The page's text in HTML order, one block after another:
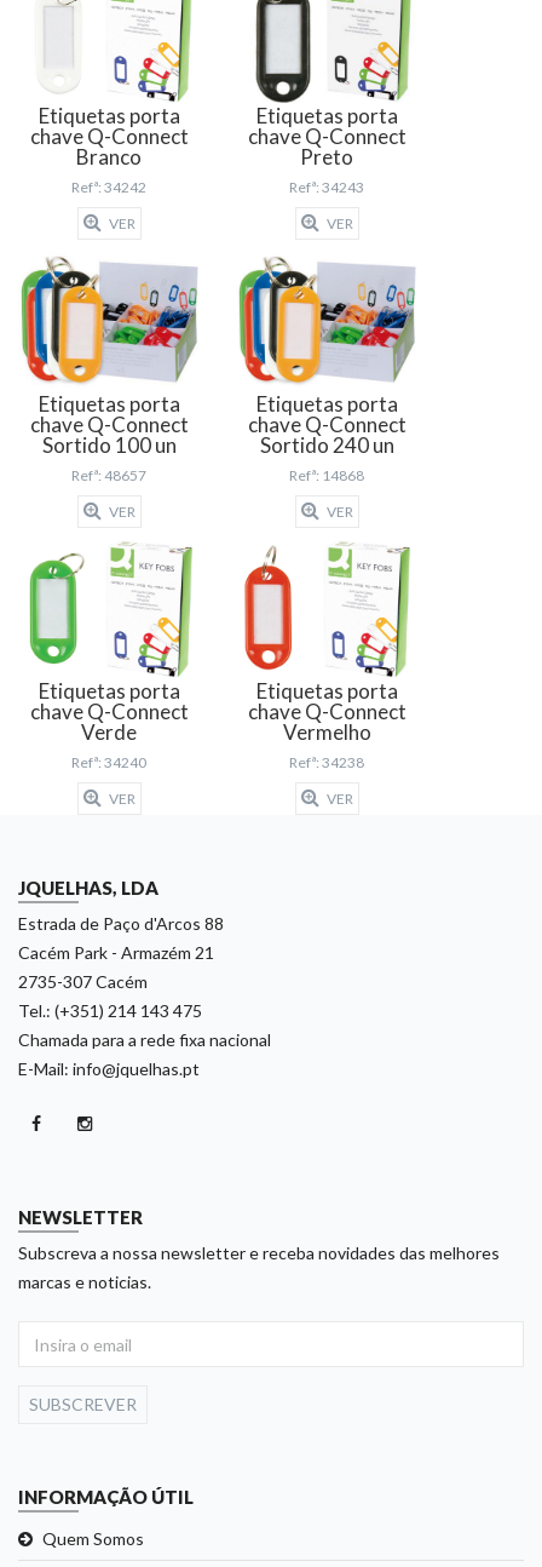
Etiquetas porta
chave Q-Connect
Branco
Refª: 34242
VER
Etiquetas porta
chave Q-Connect
Preto
Refª: 34243
VER
Etiquetas porta
chave Q-Connect
Sortido 100 un
Refª: 48657
VER
Etiquetas porta
chave Q-Connect
Sortido 240 un
Refª: 14868
VER
Etiquetas porta
chave Q-Connect
Verde
Refª: 34240
VER
Etiquetas porta
chave Q-Connect
Vermelho
Refª: 34238
VER
JQUELHAS, LDA
Estrada de Paço d'Arcos 88
Cacém Park - Armazém 21
2735-307 Cacém
Tel.: (+351) 214 143 475
Chamada para a rede fixa nacional
E-Mail: info@jquelhas.pt
NEWSLETTER
Subscreva a nossa newsletter e receba novidades das melhores
marcas e noticias.
SUBSCREVER
INFORMAÇÃO ÚTIL
Quem Somos